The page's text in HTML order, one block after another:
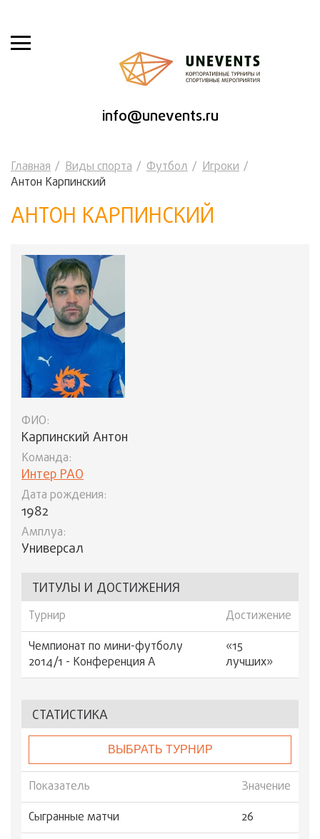
info@unevents.ru
Главная Виды спорта Футбол
Игроки
Антон Карпинский
АНТОН КАРПИНСКИЙ
ФИО:
Карпинский Антон
Команда:
Интер РАО
Дата рождения:
1982
Амплуа:
Универсал
ТИТУЛЫ И ДОСТИЖЕНИЯ
Турнир
Достижение
Чемпионат по мини-футболу
2014/1 - Конференция А
«15
лучших»
СТАТИСТИКА
ВЫБРАТЬ ТУРНИР
Показатель
Значение
Сыгранные матчи
26